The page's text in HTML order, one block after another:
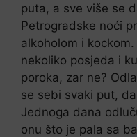
puta, a sve više se
Petrogradske noći
alkoholom i
nekoliko posjeda i
poroka, zar ne?
se sebi svaki put,
Jednoga dana
onu što je pala sa